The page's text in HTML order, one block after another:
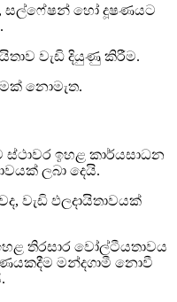
සල්ෆේෂන් හෝ දූෂණයට
වැඩි දියුණු කිරීම.
නොමැත.
ඉහළ කාර්යසාධන
ලබා දෙයි.
වැඩි ඵලදායිතාවයක්
තිරසාර වෝල්ටීයතාවය
මන්දගාමී නොවී